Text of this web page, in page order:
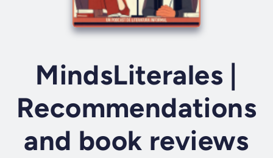
MindsLiterales |
Recommendations
and book reviews